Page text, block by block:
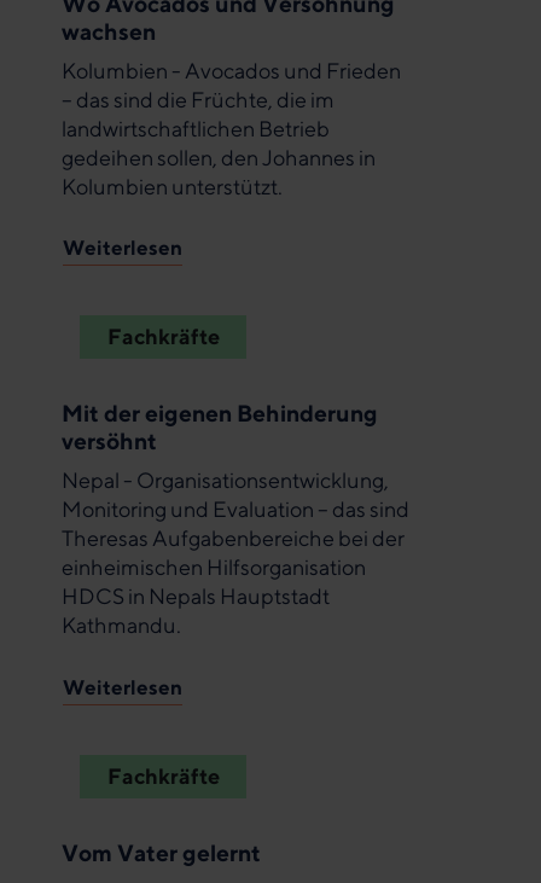
wachsen
Kolumbien - Avocados und Frieden
– das sind die Früchte, die im
landwirtschaftlichen Betrieb
gedeihen sollen, den Johannes in
Kolumbien unterstützt.
Weiterlesen
Fachkräfte
Mit der eigenen Behinderung
versöhnt
Nepal - Organisationsentwicklung,
Monitoring und Evaluation – das sind
Theresas Aufgabenbereiche bei der
einheimischen Hilfsorganisation
HDCS in Nepals Hauptstadt
Kathmandu.
Weiterlesen
Fachkräfte
Vom Vater gelernt